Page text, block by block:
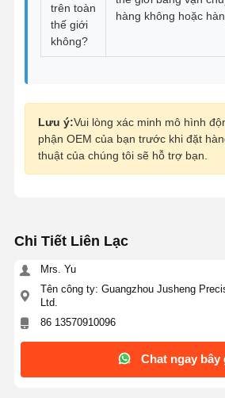
trên toàn
thế giới
không?
hàng không hoặc
Lưu ý:Vui lòng xác minh mô hình
phận OEM của bạn trước khi đặt
thuật của chúng tôi sẽ hỗ trợ bạn.
Chi Tiết Liên Lạc
Mrs. Yu
Tên công ty: Guangzhou Jusheng
Ltd.
86 13570910096
Chat ngay bây